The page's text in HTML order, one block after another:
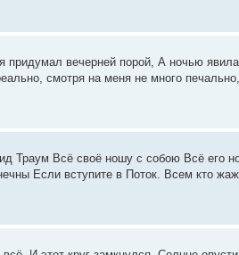
придумал вечерней порой, А ночью
смотря на меня не много
Траум Всё своё ношу с собою Всё его
Если вступите в Поток. Всем кто